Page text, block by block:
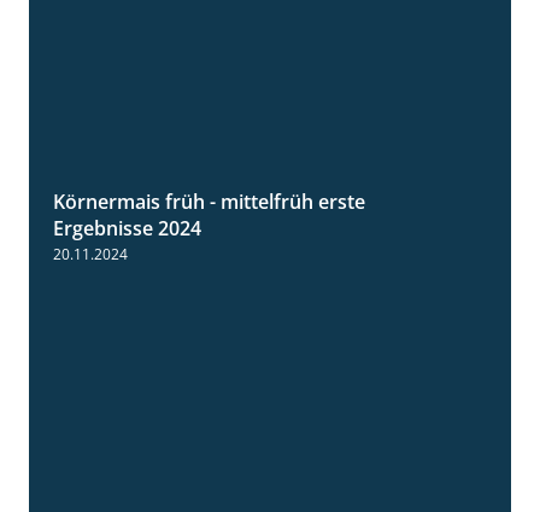
Körnermais früh - mittelfrüh erste
Ergebnisse 2024
20.11.2024